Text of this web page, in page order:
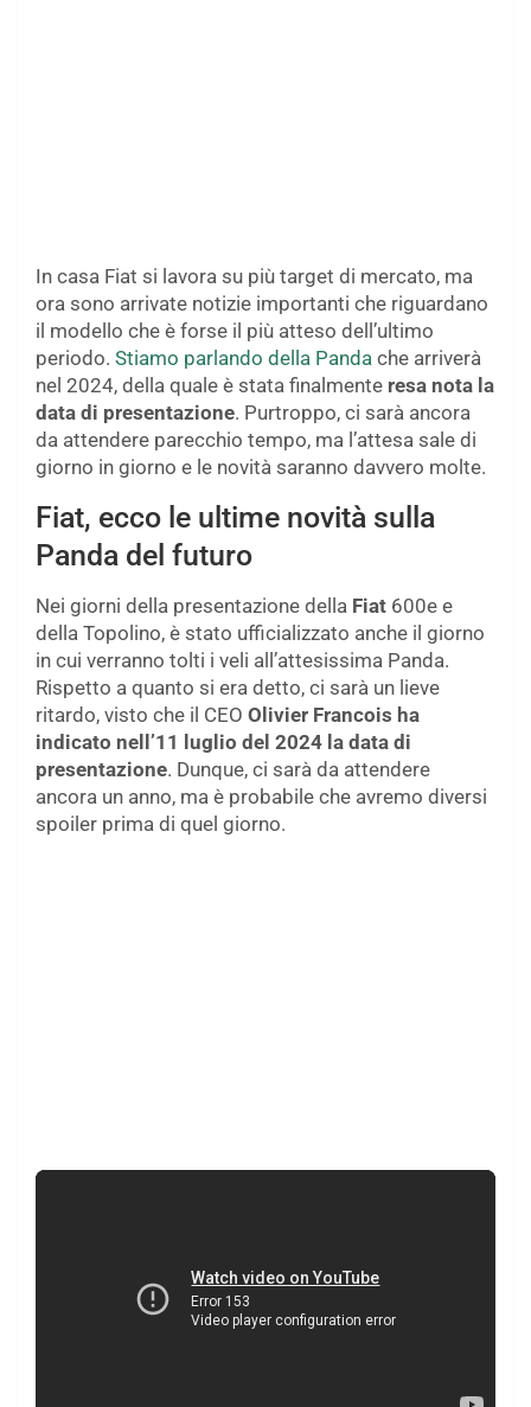
In casa Fiat si lavora su più target di mercato, ma
ora sono arrivate notizie importanti che riguardano
il modello che è forse il più atteso dell’ultimo
periodo. Stiamo parlando della Panda che arriverà
nel 2024, della quale è stata finalmente resa nota la
data di presentazione. Purtroppo, ci sarà ancora
da attendere parecchio tempo, ma l’attesa sale di
giorno in giorno e le novità saranno davvero molte.
Fiat, ecco le ultime novità sulla
Panda del futuro
Nei giorni della presentazione della Fiat 600e e
della Topolino, è stato ufficializzato anche il giorno
in cui verranno tolti i veli all’attesissima Panda.
Rispetto a quanto si era detto, ci sarà un lieve
ritardo, visto che il CEO Olivier Francois ha
indicato nell’11 luglio del 2024 la data di
presentazione. Dunque, ci sarà da attendere
ancora un anno, ma è probabile che avremo diversi
spoiler prima di quel giorno.